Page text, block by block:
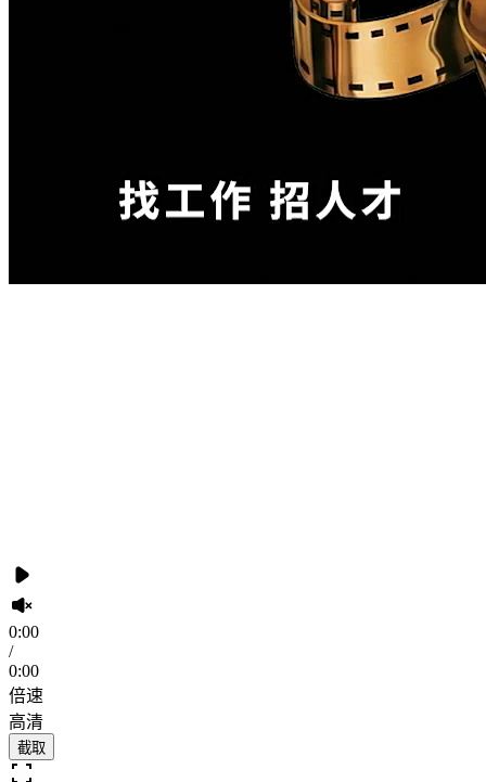
0:00
/
0:00
倍速
高清
截取